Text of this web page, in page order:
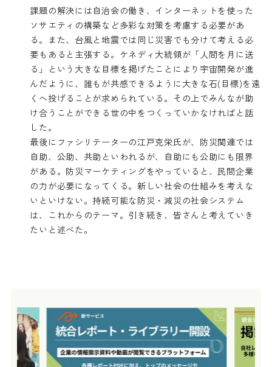
課題の解決には自治会の働き、インターネットを使った
ソサエティの構築など多彩な対策を考慮する必要があ
る。また、台風と地震では同じ災害でも分けて考える必
要もあると主張する。ケネディ大統領が「人間を月に送
る」という大きな目標を掲げたことにより宇宙開発が進
んだように、誰もが共感できるように大きな石(目標)を遠
くへ投げることが求められている。その上でみんなが助
け合うことができる世の中をつくっていかなければと話
した。
最後にファシリテーターの江戸克栄氏が、防災関連では
自助、公助、共助といわれるが、自助にも公助にも限界
がある。防災マーケティングをやっていると、民間企業
の力が必要になってくる。新しい社会の仕組みを考えな
いといけない。持続可能な防災・減災の社会システム
は、これからのテーマ。引き続き、皆さんと考えていき
たいと述べた。